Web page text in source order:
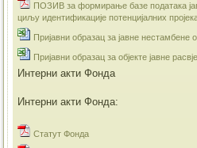
ПОЗИВ за формирање базе података
циљу идентификације потенцијалних
Пријавни образац за јавне нестамбене
Пријавни образац за објекте јавне
Интерни акти Фонда
Интерни акти Фонда:
Статут Фонда